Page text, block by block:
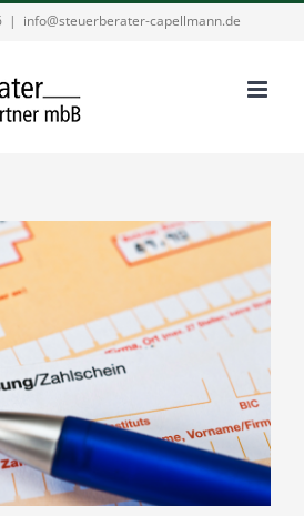
| info@steuerberater-capellmann.de